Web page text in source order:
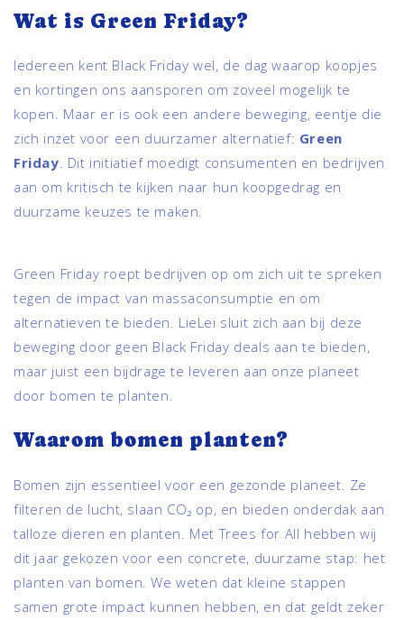
Wat is Green Friday?
Iedereen kent Black Friday wel, de dag waarop koopjes
en kortingen ons aansporen om zoveel mogelijk te
kopen. Maar er is ook een andere beweging, eentje die
zich inzet voor een duurzamer alternatief: Green
Friday. Dit initiatief moedigt consumenten en bedrijven
aan om kritisch te kijken naar hun koopgedrag en
duurzame keuzes te maken.
Green Friday roept bedrijven op om zich uit te spreken
tegen de impact van massaconsumptie en om
alternatieven te bieden. LieLei sluit zich aan bij deze
beweging door geen Black Friday deals aan te bieden,
maar juist een bijdrage te leveren aan onze planeet
door bomen te planten.
Waarom bomen planten?
Bomen zijn essentieel voor een gezonde planeet. Ze
filteren de lucht, slaan CO₂ op, en bieden onderdak aan
talloze dieren en planten. Met Trees for All hebben wij
dit jaar gekozen voor een concrete, duurzame stap: het
planten van bomen. We weten dat kleine stappen
samen grote impact kunnen hebben, en dat geldt zeker